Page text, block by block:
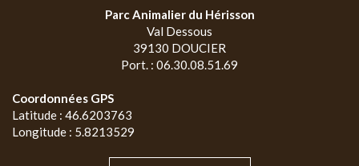
Parc Animalier du Hérisson
Val Dessous
39130 DOUCIER
Port. : 06.30.08.51.69
Coordonnées GPS
Latitude : 46.6203763
Longitude : 5.8213529